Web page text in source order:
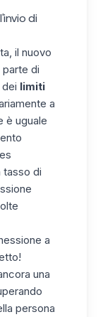
di
il nuovo
parte di
limiti
a
è uguale
tasso di
a
una
persona